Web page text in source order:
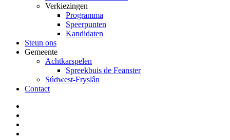
Verkiezingen
Programma
Speerpunten
Kandidaten
Steun ons
Gemeente
Achtkarspelen
Spreekbuis de Feanster
Súdwest-Fryslân
Contact